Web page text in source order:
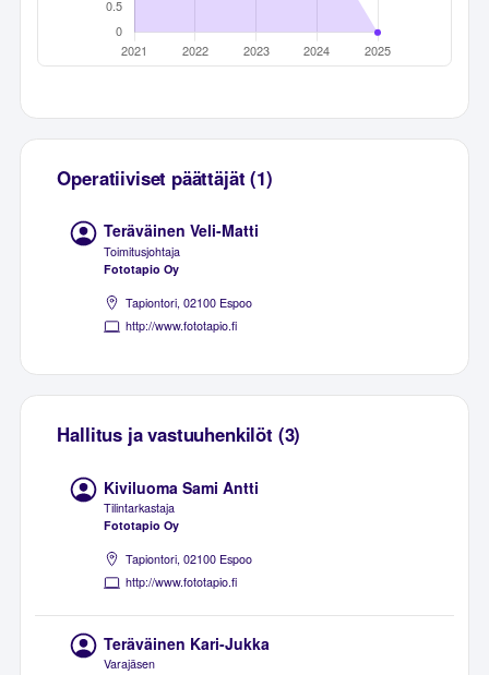
Operatiiviset päättäjät (1)
Teräväinen Veli-Matti
Toimitusjohtaja
Fototapio Oy
Tapiontori, 02100 Espoo
http://www.fototapio.fi
Hallitus ja vastuuhenkilöt (3)
Kiviluoma Sami Antti
Tilintarkastaja
Fototapio Oy
Tapiontori, 02100 Espoo
http://www.fototapio.fi
Teräväinen Kari-Jukka
Varajäsen